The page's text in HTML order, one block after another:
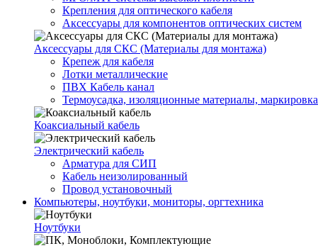
Крепления для оптического кабеля
Аксессуары для компонентов оптических систем
Аксессуары для СКС (Материалы для монтажа)
Крепеж для кабеля
Лотки металлические
ПВХ Кабель канал
Термоусадка, изоляционные материалы, маркировка
Коаксиальный кабель
Электрический кабель
Арматура для СИП
Кабель неизолированный
Провод установочный
Компьютеры, ноутбуки, мониторы, оргтехника
Ноутбуки